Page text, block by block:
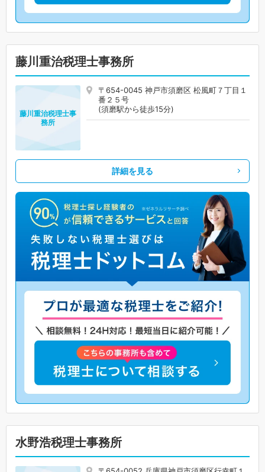
藤川重治税理士事務所
〒654-0045 神戸市須磨区 松風町７丁目１
番２５号
(須磨駅から徒歩15分)
藤川重治税理士事
務所
詳細を見る
水野浩税理士事務所